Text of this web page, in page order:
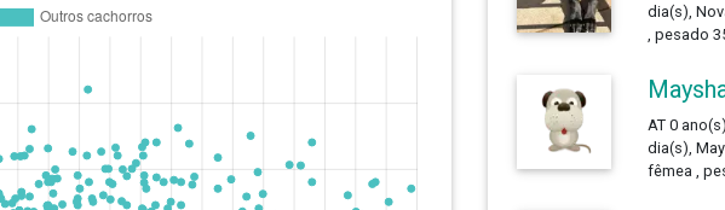
dia(s),
, pesado
AT 0
dia(s),
fêmea ,